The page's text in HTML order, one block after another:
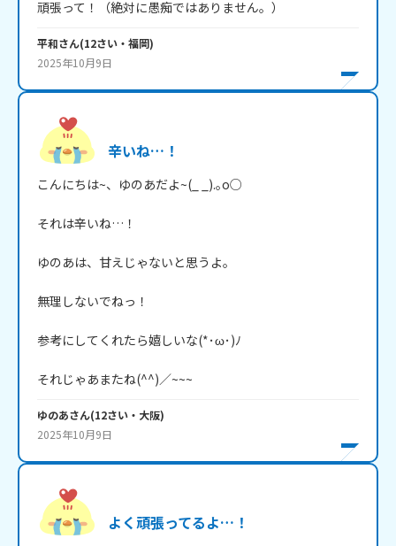
頑張って！（絶対に愚痴ではありません。）
平和さん(12さい・ 福岡)
2025年10月9日
辛いね…！
こんにちは~、ゆのあだよ~(_ _).｡o○
それは辛いね…！
ゆのあは、甘えじゃないと思うよ。
無理しないでねっ！
参考にしてくれたら嬉しいな(*･ω･)ﾉ
それじゃあまたね(^^)／~~~
ゆのあさん(12さい・ 大阪)
2025年10月9日
よく頑張ってるよ…！